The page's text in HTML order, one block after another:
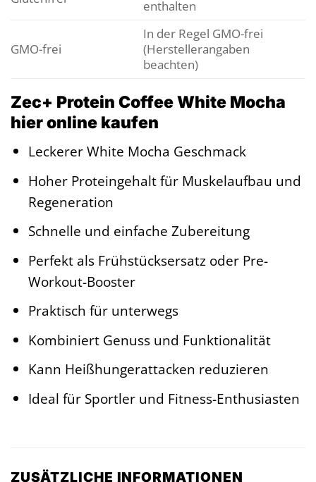
enthalten
GMO-frei
In der Regel GMO-frei
(Herstellerangaben
beachten)
Zec+ Protein Coffee White Mocha
hier online kaufen
Leckerer White Mocha Geschmack
Hoher Proteingehalt für Muskelaufbau und
Regeneration
Schnelle und einfache Zubereitung
Perfekt als Frühstücksersatz oder Pre-
Workout-Booster
Praktisch für unterwegs
Kombiniert Genuss und Funktionalität
Kann Heißhungerattacken reduzieren
Ideal für Sportler und Fitness-Enthusiasten
ZUSÄTZLICHE INFORMATIONEN